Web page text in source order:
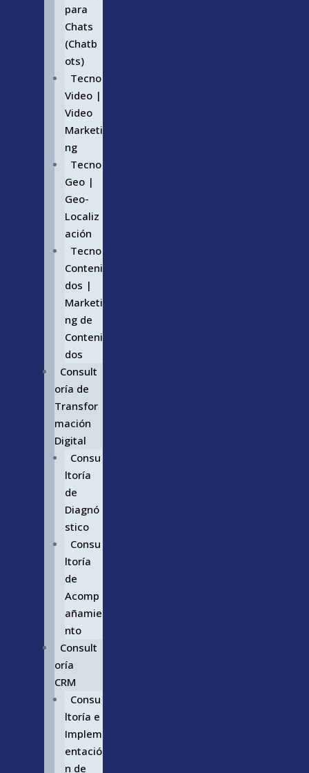
para
Chats
(Chatb
ots)
Tecno
Video |
Video
Marketi
ng
Tecno
Geo |
Geo-
Localiz
ación
Tecno
Conteni
dos |
Marketi
ng de
Conteni
dos
Consult
oría de
Transfor
mación
Digital
Consu
ltoría
de
Diagnó
stico
Consu
ltoría
de
Acomp
añamie
nto
Consult
oría
CRM
Consu
ltoría e
Implem
entació
n de